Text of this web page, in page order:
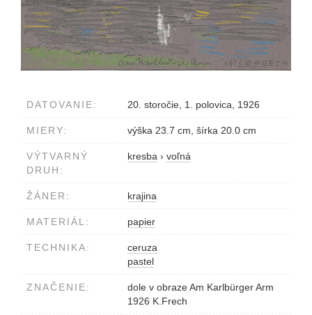
DATOVANIE: 20. storočie, 1. polovica, 1926
MIERY: výška 23.7 cm, šírka 20.0 cm
VÝTVARNÝ
DRUH:
kresba › voľná
ŽÁNER: krajina
MATERIÁL: papier
TECHNIKA:
ceruza
pastel
ZNAČENIE:
dole v obraze Am Karlbürger Arm
1926 K.Frech